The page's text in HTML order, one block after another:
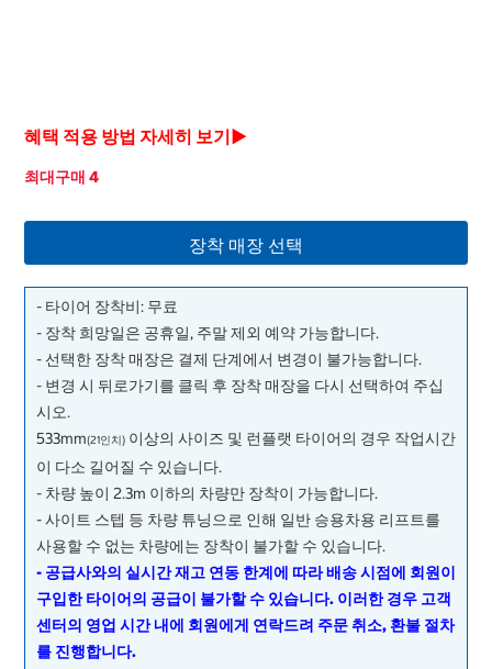
혜택 적용 방법 자세히 보기▶
최대구매 4
장착 매장 선택
- 타이어 장착비: 무료
- 장착 희망일은 공휴일, 주말 제외 예약 가능합니다.
- 선택한 장착 매장은 결제 단계에서 변경이 불가능합니다.
- 변경 시 뒤로가기를 클릭 후 장착 매장을 다시 선택하여 주십
시오.
533mm(21인치) 이상의 사이즈 및 런플랫 타이어의 경우 작업시간
이 다소 길어질 수 있습니다.
- 차량 높이 2.3m 이하의 차량만 장착이 가능합니다.
- 사이트 스텝 등 차량 튜닝으로 인해 일반 승용차용 리프트를
사용할 수 없는 차량에는 장착이 불가할 수 있습니다.
- 공급사와의 실시간 재고 연동 한계에 따라 배송 시점에 회원이
구입한 타이어의 공급이 불가할 수 있습니다. 이러한 경우 고객
센터의 영업 시간 내에 회원에게 연락드려 주문 취소, 환불 절차
를 진행합니다.